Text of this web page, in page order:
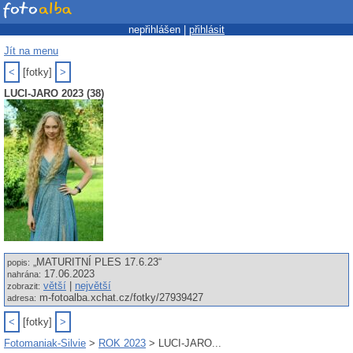
nepřihlášen | přihlásit
Jít na menu
<
[fotky]
>
LUCI-JARO 2023 (38)
popis: „MATURITNÍ PLES 17.6.23“
nahrána: 17.06.2023
zobrazit: větší největší
adresa: m-fotoalba.xchat.cz/fotky/27939427
< [fotky]
>
Fotomaniak-Silvie > ROK 2023 > LUCI-JARO...